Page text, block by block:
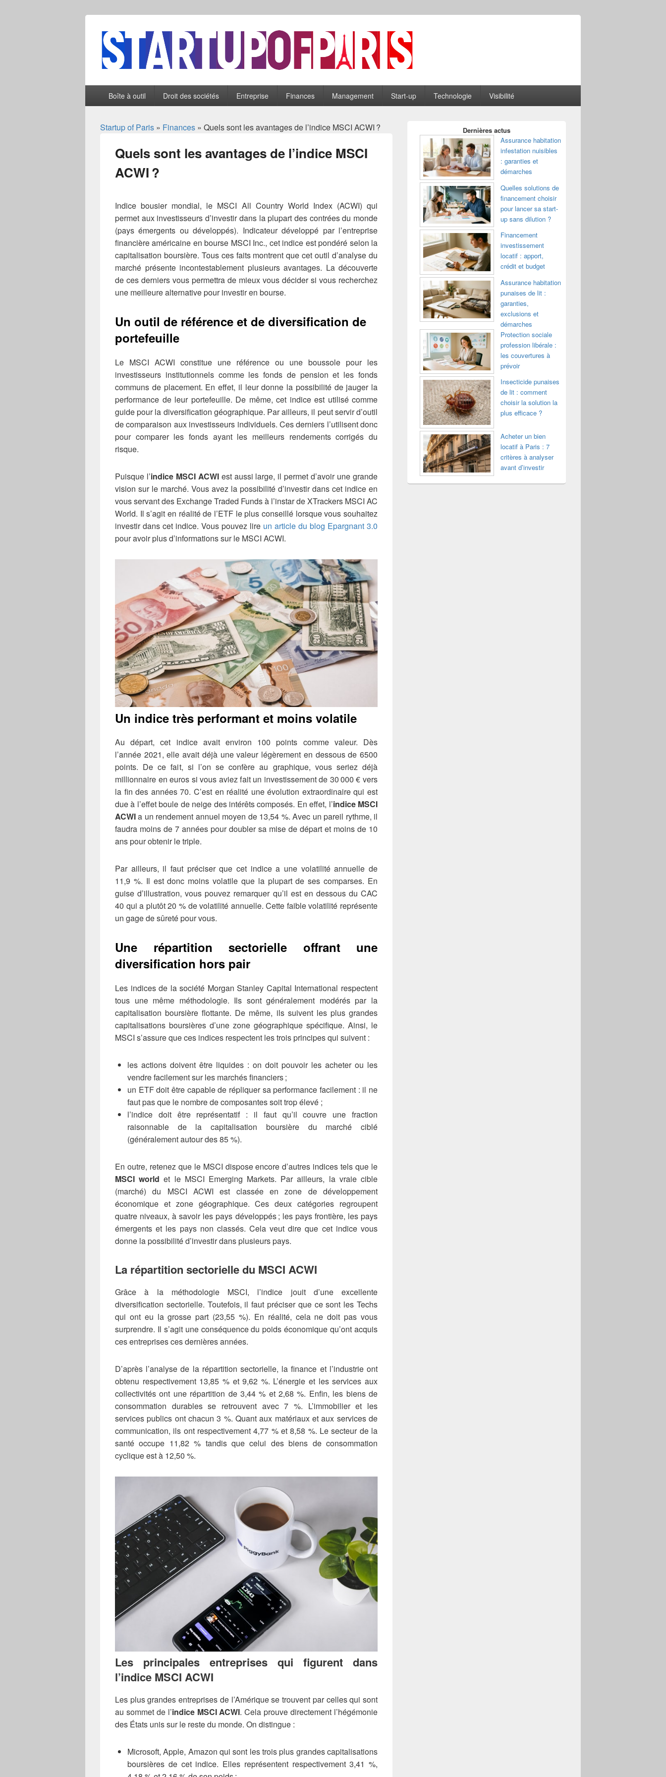
Startup of Paris
principalBoîte à outil Droit des sociétés Entreprise Finances Management Start-up Technologie Visibilité
Startup of Paris » Finances » Quels sont les avantages de l’indice MSCI ACWI ?
Quels sont les avantages de l’indice MSCI
ACWI ?
Indice bousier mondial, le MSCI All Country World Index (ACWI) qui
permet aux investisseurs d’investir dans la plupart des contrées du monde
(pays émergents ou développés). Indicateur développé par l’entreprise
financière américaine en bourse MSCI Inc., cet indice est pondéré selon la
capitalisation boursière. Tous ces faits montrent que cet outil d’analyse du
marché présente incontestablement plusieurs avantages. La découverte
de ces derniers vous permettra de mieux vous décider si vous recherchez
une meilleure alternative pour investir en bourse.
Un outil de référence et de diversification de
portefeuille
Le MSCI ACWI constitue une référence ou une boussole pour les
investisseurs institutionnels comme les fonds de pension et les fonds
communs de placement. En effet, il leur donne la possibilité de jauger la
performance de leur portefeuille. De même, cet indice est utilisé comme
guide pour la diversification géographique. Par ailleurs, il peut servir d’outil
de comparaison aux investisseurs individuels. Ces derniers l’utilisent donc
pour comparer les fonds ayant les meilleurs rendements corrigés du
risque.
Puisque l’indice MSCI ACWIest aussi large, il permet d’avoir une grande
vision sur le marché. Vous avez la possibilité d’investir dans cet indice en
vous servant des Exchange Traded Funds à l’instar de XTrackers MSCI AC
World. Il s’agit en réalité de l’ETF le plus conseillé lorsque vous souhaitez
investir dans cet indice. Vous pouvez lire un article du blog Epargnant 3.0
pour avoir plus d’informations sur le MSCI ACWI.
Un indice très performant et moins volatile
Au départ, cet indice avait environ 100 points comme valeur. Dès
l’année 2021, elle avait déjà une valeur légèrement en dessous de 6500
points. De ce fait, si l’on se confère au graphique, vous seriez déjà
millionnaire en euros si vous aviez fait un investissement de 30 000 € vers
la fin des années 70. C’est en réalité une évolution extraordinaire qui est
due à l’effet boule de neige des intérêts composés. En effet, l’indice MSCI
ACWIa un rendement annuel moyen de 13,54 %. Avec un pareil rythme, il
faudra moins de 7 années pour doubler sa mise de départ et moins de 10
ans pour obtenir le triple.
Par ailleurs, il faut préciser que cet indice a une volatilité annuelle de
11,9 %. Il est donc moins volatile que la plupart de ses comparses. En
guise d’illustration, vous pouvez remarquer qu’il est en dessous du CAC
40 qui a plutôt 20 % de volatilité annuelle. Cette faible volatilité représente
un gage de sûreté pour vous.
Une répartition sectorielle offrant une
diversification hors pair
Les indices de la société Morgan Stanley Capital International respectent
tous une même méthodologie. Ils sont généralement modérés par la
capitalisation boursière flottante. De même, ils suivent les plus grandes
capitalisations boursières d’une zone géographique spécifique. Ainsi, le
MSCI s’assure que ces indices respectent les trois principes qui suivent :
les actions doivent être liquides : on doit pouvoir les acheter ou les
vendre facilement sur les marchés financiers ;
un ETF doit être capable de répliquer sa performance facilement : il ne
faut pas que le nombre de composantes soit trop élevé ;
l’indice doit être représentatif : il faut qu’il couvre une fraction
raisonnable de la capitalisation boursière du marché ciblé
(généralement autour des 85 %).
En outre, retenez que le MSCI dispose encore d’autres indices tels que le
MSCI world et le MSCI Emerging Markets. Par ailleurs, la vraie cible
(marché) du MSCI ACWI est classée en zone de développement
économique et zone géographique. Ces deux catégories regroupent
quatre niveaux, à savoir les pays développés ; les pays frontière, les pays
émergents et les pays non classés. Cela veut dire que cet indice vous
donne la possibilité d’investir dans plusieurs pays.
La répartition sectorielle du MSCI ACWI
Grâce à la méthodologie MSCI, l’indice jouit d’une excellente
diversification sectorielle. Toutefois, il faut préciser que ce sont les Techs
qui ont eu la grosse part (23,55 %). En réalité, cela ne doit pas vous
surprendre. Il s’agit une conséquence du poids économique qu’ont acquis
ces entreprises ces dernières années.
D’après l’analyse de la répartition sectorielle, la finance et l’industrie ont
obtenu respectivement 13,85 % et 9,62 %. L’énergie et les services aux
collectivités ont une répartition de 3,44 % et 2,68 %. Enfin, les biens de
consommation durables se retrouvent avec 7 %. L’immobilier et les
services publics ont chacun 3 %. Quant aux matériaux et aux services de
communication, ils ont respectivement 4,77 % et 8,58 %. Le secteur de la
santé occupe 11,82 % tandis que celui des biens de consommation
cyclique est à 12,50 %.
Les principales entreprises qui figurent dans
l’indice MSCI ACWI
Les plus grandes entreprises de l’Amérique se trouvent par celles qui sont
au sommet de l’indice MSCI ACWI. Cela prouve directement l’hégémonie
des États unis sur le reste du monde. On distingue :
Microsoft, Apple, Amazon qui sont les trois plus grandes capitalisations
boursières de cet indice. Elles représentent respectivement 3,41 %,
principale
widget
barre
latérale
Dernières actus
Assurance habitation
infestation nuisibles
: garanties et
démarches
Quelles solutions de
financement choisir
pour lancer sa start-
up sans dilution ?
Financement
investissement
locatif : apport,
crédit et budget
Assurance habitation
punaises de lit :
garanties,
exclusions et
démarches
Protection sociale
profession libérale :
les couvertures à
prévoir
Insecticide punaises
de lit : comment
choisir la solution la
plus efficace ?
Acheter un bien
locatif à Paris : 7
critères à analyser
avant d’investir